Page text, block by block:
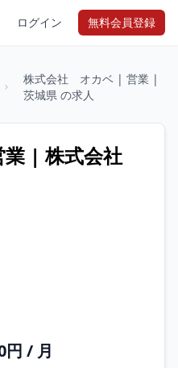
ログイン 無料会員登録
株式会社 オカベ | 営業 |
茨城県 の求人
業 | 株式会社
円 / 月